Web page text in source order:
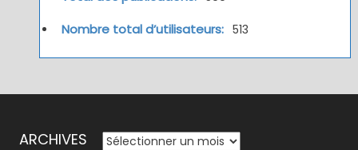
Nombre total d’utilisateurs: 513
ARCHIVES ARCHIVES